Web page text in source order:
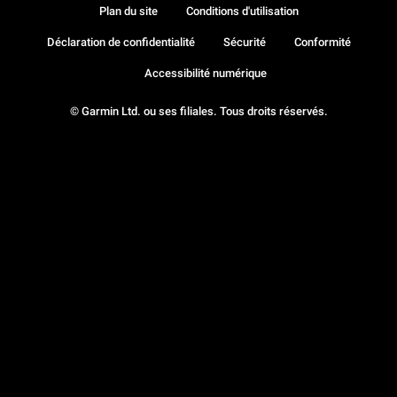
© Garmin Ltd. ou ses filiales. Tous droits réservés.
Plan du site Conditions d'utilisation
Déclaration de confidentialité Sécurité Conformité
Accessibilité numérique